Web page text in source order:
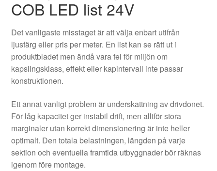
COB LED list 24V
Det vanligaste misstaget är att välja enbart utifrån
ljusfärg eller pris per meter. En list kan se rätt ut i
produktbladet men ändå vara fel för miljön om
kapslingsklass, effekt eller kapintervall inte passar
konstruktionen.
Ett annat vanligt problem är underskattning av drivdonet.
För låg kapacitet ger instabil drift, men alltför stora
marginaler utan korrekt dimensionering är inte heller
optimalt. Den totala belastningen, längden på varje
sektion och eventuella framtida utbyggnader bör räknas
igenom före montage.